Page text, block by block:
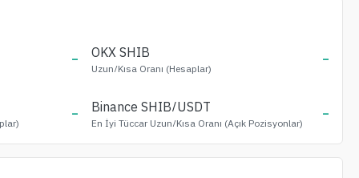
- OKX SHIB
Uzun/Kısa Oranı (Hesaplar) -
- Binance SHIB/USDT
En İyi Tüccar Uzun/Kısa Oranı (Açık Pozisyonlar) -